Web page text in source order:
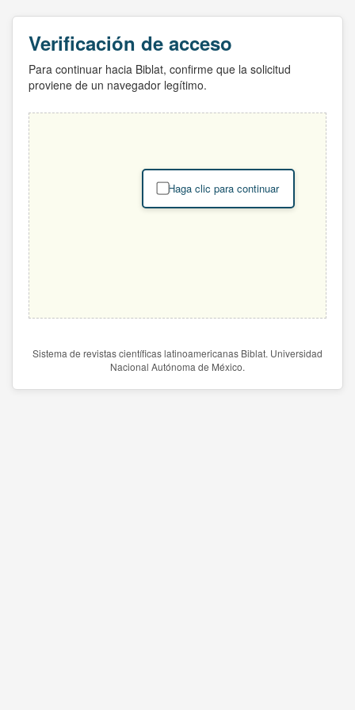
Verificación de acceso
Para continuar hacia Biblat, confirme que la solicitud
proviene de un navegador legítimo.
Haga clic para continuar
Sistema de revistas científicas latinoamericanas Biblat. Universidad
Nacional Autónoma de México.